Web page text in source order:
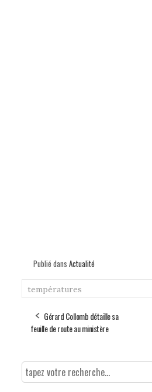
Publié dans Actualité
températures
Gérard Collomb détaille sa
feuille de route au ministère